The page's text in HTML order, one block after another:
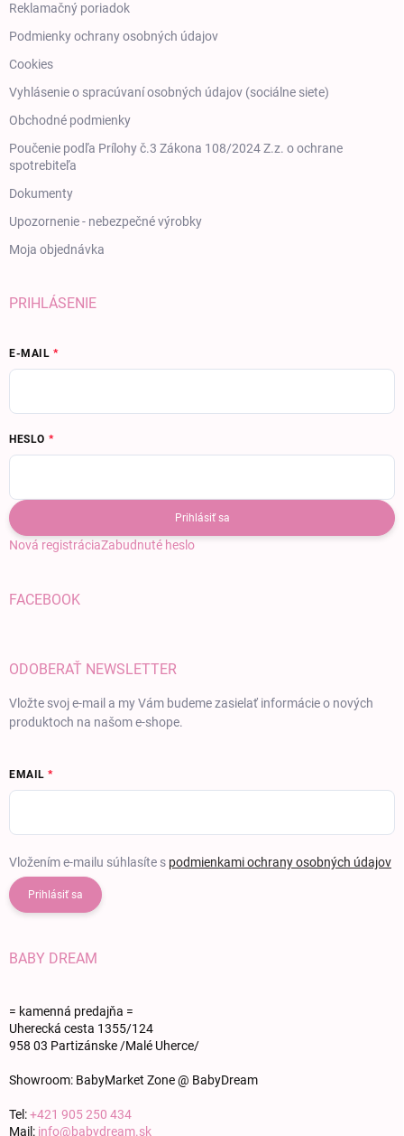
Reklamačný poriadok
Podmienky ochrany osobných údajov
Cookies
Vyhlásenie o spracúvaní osobných údajov (sociálne siete)
Obchodné podmienky
Poučenie podľa Prílohy č.3 Zákona 108/2024 Z.z. o ochrane
spotrebiteľa
Dokumenty
Upozornenie - nebezpečné výrobky
Moja objednávka
PRIHLÁSENIE
E-MAIL
HESLO
Prihlásiť sa
Nová registráciaZabudnuté heslo
FACEBOOK
ODOBERAŤ NEWSLETTER
Vložte svoj e-mail a my Vám budeme zasielať informácie o nových
produktoch na našom e-shope.
EMAIL
Vložením e-mailu súhlasíte s podmienkami ochrany osobných údajov
Prihlásiť sa
BABY DREAM
= kamenná predajňa =
Uherecká cesta 1355/124
958 03 Partizánske /Malé Uherce/
Showroom: BabyMarket Zone @ BabyDream
Tel:+421 905 250 434
Mail: info@babydream.sk